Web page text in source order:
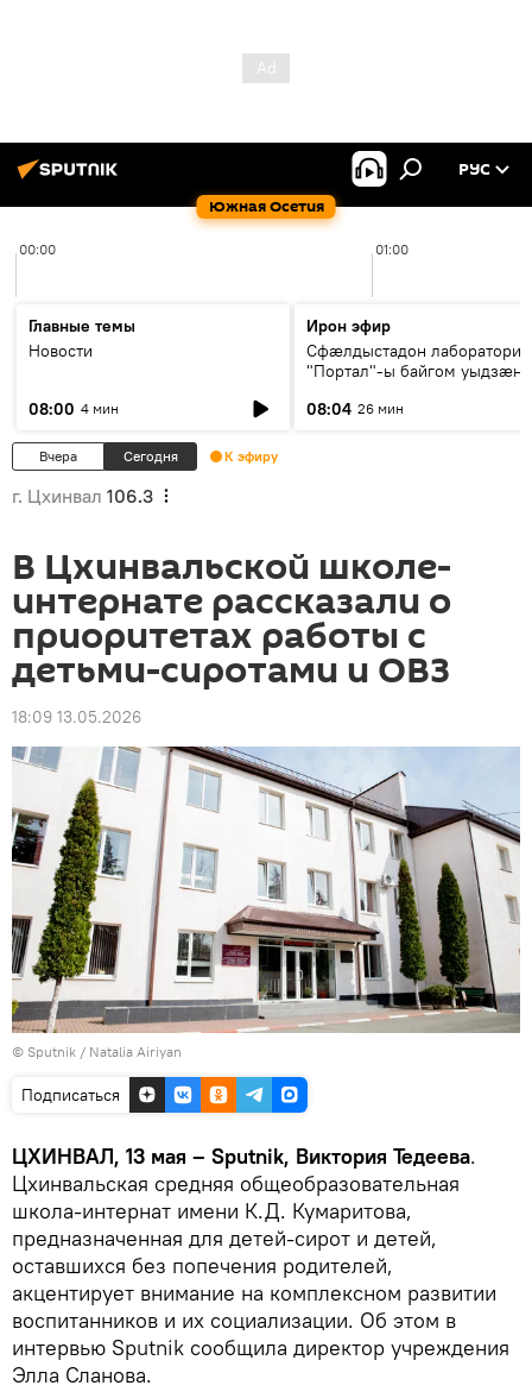
Южная Осетия
РУС
00:00 01:00
Главные темы
Новости
08:00 4 мин
Ирон эфир
Сфæлдыстадон лаборатори
"Портал"-ы байгом уыдзæн
Æхсары куыстыты равдыст
08:04 26 мин
Вчера Сегодня К эфиру
г. Цхинвал 106.3
В Цхинвальской школе-
интернате рассказали о
приоритетах работы с
детьми-сиротами и ОВЗ
18:09 13.05.2026
© Sputnik / Natalia Airiyan
Подписаться
ЦХИНВАЛ, 13 мая – Sputnik, Виктория Тедеева.
Цхинвальская средняя общеобразовательная
школа-интернат имени К.Д. Кумаритова,
предназначенная для детей-сирот и детей,
оставшихся без попечения родителей,
акцентирует внимание на комплексном развитии
воспитанников и их социализации. Об этом в
интервью Sputnik сообщила директор учреждения
Элла Сланова.